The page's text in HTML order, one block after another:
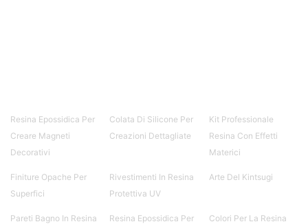
Resina Epossidica Per
Creare Magneti
Decorativi
Colata Di Silicone Per
Creazioni Dettagliate
Kit Professionale
Resina Con Effetti
Materici
Finiture Opache Per
Superfici
Rivestimenti In Resina
Protettiva UV
Arte Del Kintsugi
Pareti Bagno In Resina
Resina Epossidica Per
Colori Per La Resina